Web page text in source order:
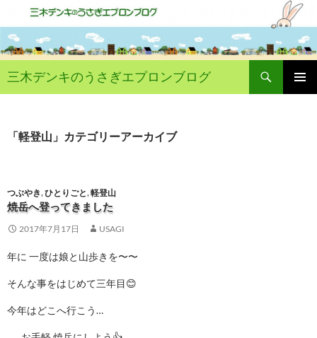
ン
ツ
へ
ス
キ
ッ
プ
三木デンキのうさぎエプロンブログ
検
索
「軽登山」カテゴリーアーカイブ
つぶやき,ひとりごと,軽登山
焼岳へ登ってきました
2017年7月17日 USAGI
年に 一度は娘と山歩きを〜〜
そんな事をはじめて三年目😊
今年はどこへ行こう…